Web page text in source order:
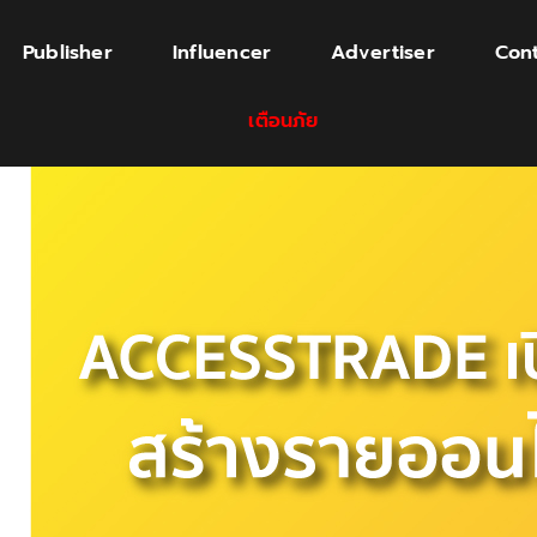
Publisher Influencer Advertiser
เตือนภัย